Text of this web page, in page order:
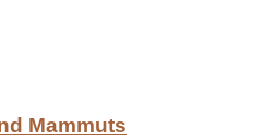
Mammuts